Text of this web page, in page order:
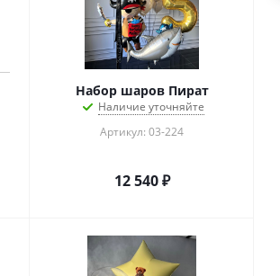
Набор шаров Пират
Наличие уточняйте
Артикул: 03-224
12 540₽